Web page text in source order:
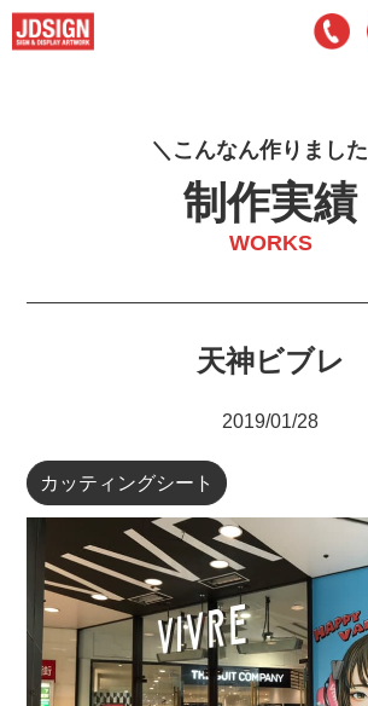
こんなん作り ま した
制作実績
WORKS
天神ビブレ
2019/01/28
カッティングシート